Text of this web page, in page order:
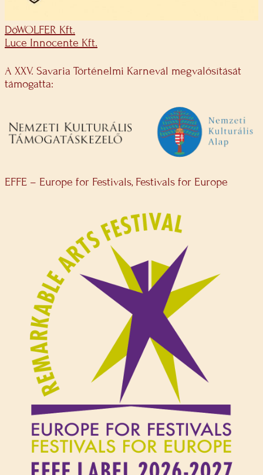
DöWOLFER Kft.
Luce Innocente Kft.
A XXV. Savaria Történelmi Karnevál megvalósítását
támogatta:
EFFE – Europe for Festivals, Festivals for Europe